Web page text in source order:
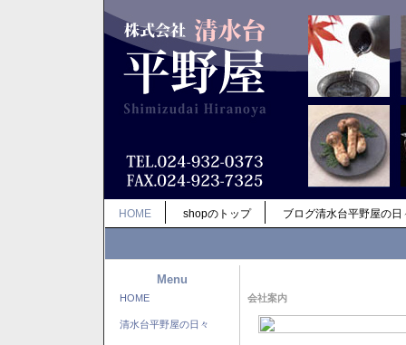
HOME shopのトップ ブログ清水台平野屋の日
Menu
HOME
清水台平野屋の日々
会社案内